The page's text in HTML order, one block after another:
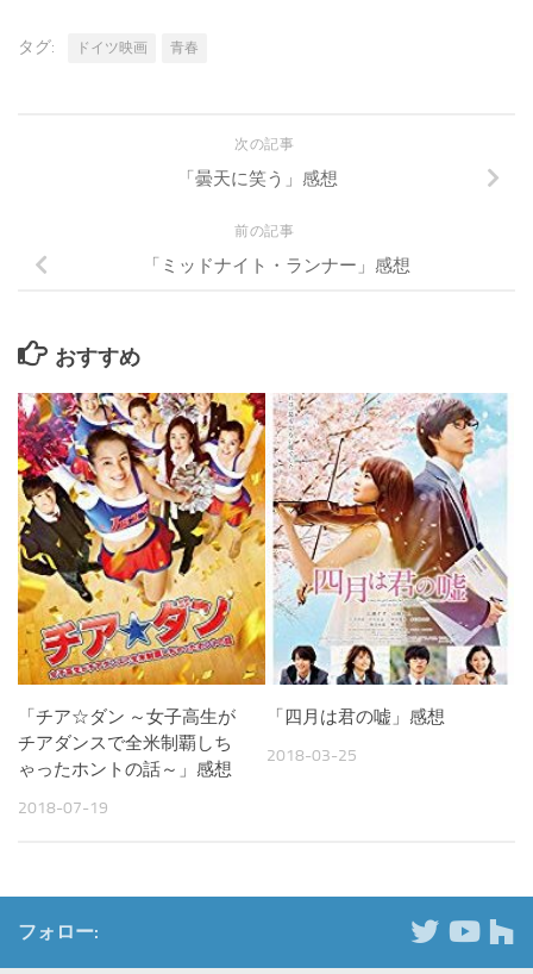
タグ: ドイツ映画 青春
次の記事
「曇天に笑う」感想
前の記事
「ミッドナイト・ランナー」感想
おすすめ
「チア☆ダン ～女子高生が
チアダンスで全米制覇しち
ゃったホントの話～」感想
2018-07-19
「四月は君の嘘」感想
2018-03-25
フォロー: